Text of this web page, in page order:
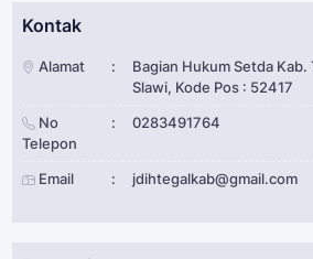
Kontak
Alamat :
Bagian Hukum Setda Kab.
Slawi, Kode Pos : 52417
No
Telepon
: 0283491764
Email : jdihtegalkab@gmail.com